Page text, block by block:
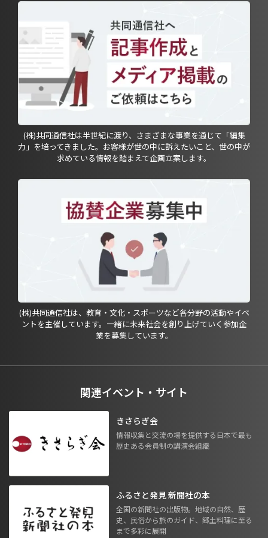
(株)共同通信社は半世紀に渡り、さまざまな事業を通じて「編集
力」を培ってきました。お客様が世の中に訴えたいこと、世の中が
求めている情報を踏まえて企画立案します。
(株)共同通信社は、教育・文化・スポーツなど各分野の活動やイベ
ントを主催しています。一緒に未来社会を創り上げていく参加企
業を募集しています。
関連イベント・サイト
きさらぎ会
情報収集と交流の場を提供する日本で最も
歴史ある会員制の講演会組織
ふるさと発見 新聞社の本
全国の新聞社の出版物。地域の自然、歴
史、民俗から旅のガイド、郷土料理に至る
まで多彩に展開